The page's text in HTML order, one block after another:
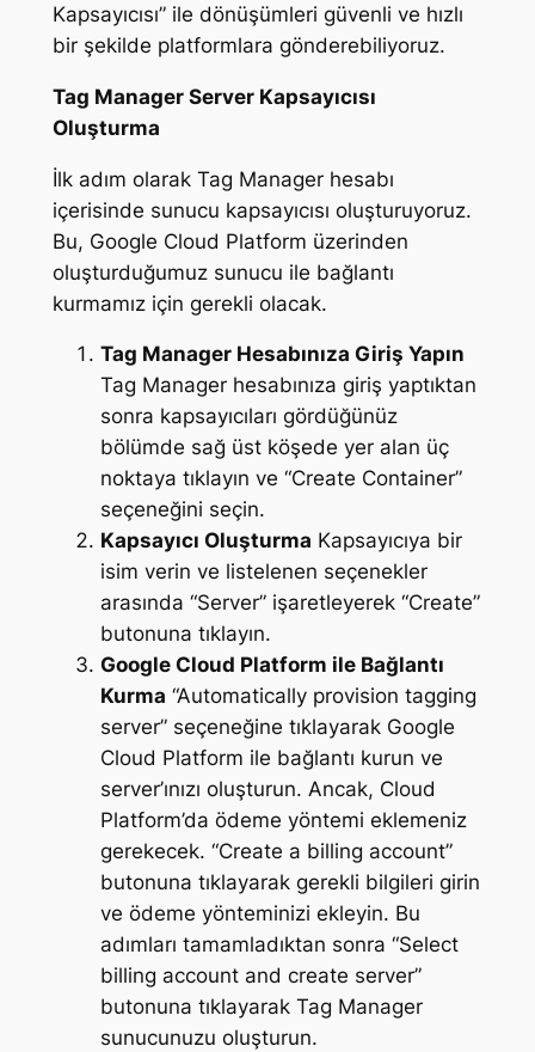
Kapsayıcısı” ile dönüşümleri güvenli ve hızlı
bir şekilde platformlara gönderebiliyoruz.
Tag Manager Server Kapsayıcısı
Oluşturma
İlk adım olarak Tag Manager hesabı
içerisinde sunucu kapsayıcısı oluşturuyoruz.
Bu, Google Cloud Platform üzerinden
oluşturduğumuz sunucu ile bağlantı
kurmamız için gerekli olacak.
Tag Manager Hesabınıza Giriş Yapın
Tag Manager hesabınıza giriş yaptıktan
sonra kapsayıcıları gördüğünüz
bölümde sağ üst köşede yer alan üç
noktaya tıklayın ve “Create Container”
seçeneğini seçin.
Kapsayıcı Oluşturma Kapsayıcıya bir
isim verin ve listelenen seçenekler
arasında “Server” işaretleyerek “Create”
butonuna tıklayın.
Google Cloud Platform ile Bağlantı
Kurma “Automatically provision tagging
server” seçeneğine tıklayarak Google
Cloud Platform ile bağlantı kurun ve
server’ınızı oluşturun. Ancak, Cloud
Platform’da ödeme yöntemi eklemeniz
gerekecek. “Create a billing account”
butonuna tıklayarak gerekli bilgileri girin
ve ödeme yönteminizi ekleyin. Bu
adımları tamamladıktan sonra “Select
billing account and create server”
butonuna tıklayarak Tag Manager
sunucunuzu oluşturun.